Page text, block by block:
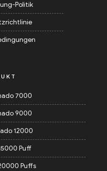
Politik
7000
9000
12000
Puff
Puffs